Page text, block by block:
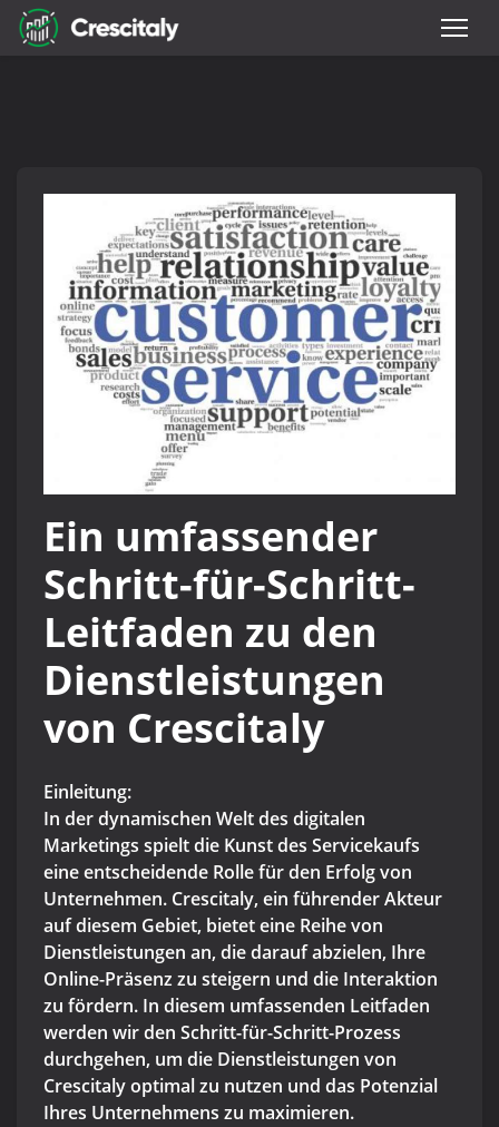
Ein umfassender
Schritt-für-Schritt-
Leitfaden zu den
Dienstleistungen
von Crescitaly
Einleitung:
In der dynamischen Welt des digitalen
Marketings spielt die Kunst des Servicekaufs
eine entscheidende Rolle für den Erfolg von
Unternehmen. Crescitaly, ein führender Akteur
auf diesem Gebiet, bietet eine Reihe von
Dienstleistungen an, die darauf abzielen, Ihre
Online-Präsenz zu steigern und die Interaktion
zu fördern. In diesem umfassenden Leitfaden
werden wir den Schritt-für-Schritt-Prozess
durchgehen, um die Dienstleistungen von
Crescitaly optimal zu nutzen und das Potenzial
Ihres Unternehmens zu maximieren.